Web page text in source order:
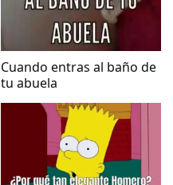
Cuando entras al baño de
tu abuela